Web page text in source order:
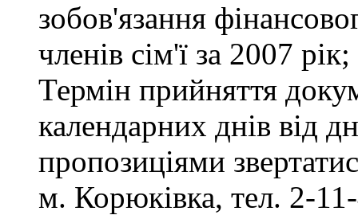
зобов'язання
членів сім'ї за 2007
Термін прийняття
календарних днів від
пропозиціями
м. Корюківка, тел. 2-